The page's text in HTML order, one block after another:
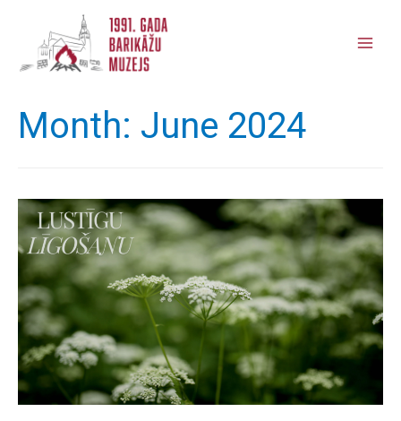
Month: June 2024